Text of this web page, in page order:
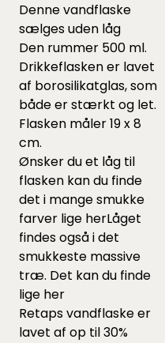
Denne vandflaske
sælges uden låg
Den rummer 500 ml.
Drikkeflasken er lavet
af borosilikatglas, som
både er stærkt og let.
Flasken måler 19 x 8
cm.
Ønsker du et låg til
flasken kan du finde
det i mange smukke
farver lige herLåget
findes også i det
smukkeste massive
træ. Det kan du finde
lige her
Retaps vandflaske er
lavet af op til 30%